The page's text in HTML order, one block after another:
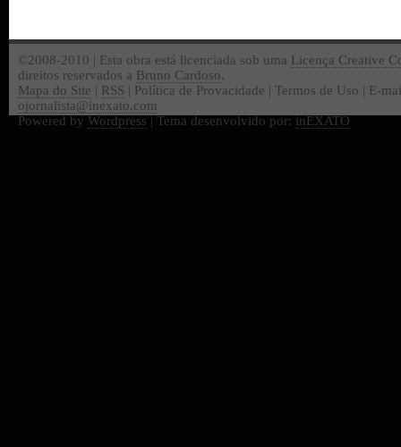
©2008-2010 | Esta obra está licenciada sob uma Licença Creative
direitos reservados a Bruno Cardoso.
Mapa do Site | RSS | Política de Provacidade | Termos de Uso | E-
ojornalista@inexato.com
Powered by Wordpress | Tema desenvolvido por: inEXATO